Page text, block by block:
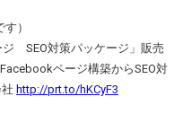
）
ジ SEO対策パッケージ」販売
ページ構築からSEO対
http://prt.to/hKCyF3